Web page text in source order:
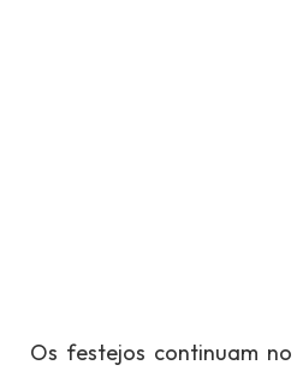
Os festejos continuam